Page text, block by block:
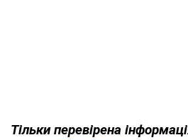
Тільки перевірена